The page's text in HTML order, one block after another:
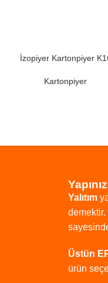
İzopiyer Kartonpiyer
Kartonpiyer
Yalıtım
demektir.
Üstün
ürün